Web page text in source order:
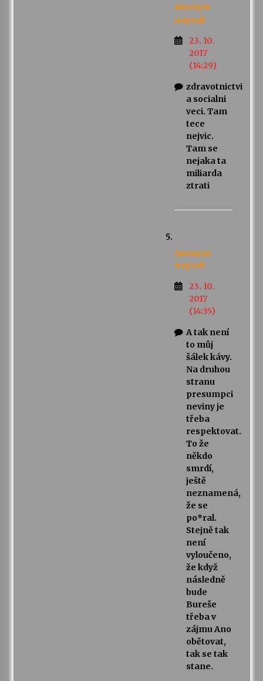
Anonym
napsal:
23. 10.
2017
(14:29)
zdravotnictvi
a socialni
veci. Tam
tece
nejvic.
Tam se
nejaka ta
miliarda
ztrati
Anonym
napsal:
23. 10.
2017
(14:35)
A tak není
to můj
šálek kávy.
Na druhou
stranu
presumpci
neviny je
třeba
respektovat.
To že
někdo
smrdí,
ještě
neznamená,
že se
po*ral.
Stejně tak
není
vyloučeno,
že když
následně
bude
Bureše
třeba v
zájmu Ano
obětovat,
tak se tak
stane.